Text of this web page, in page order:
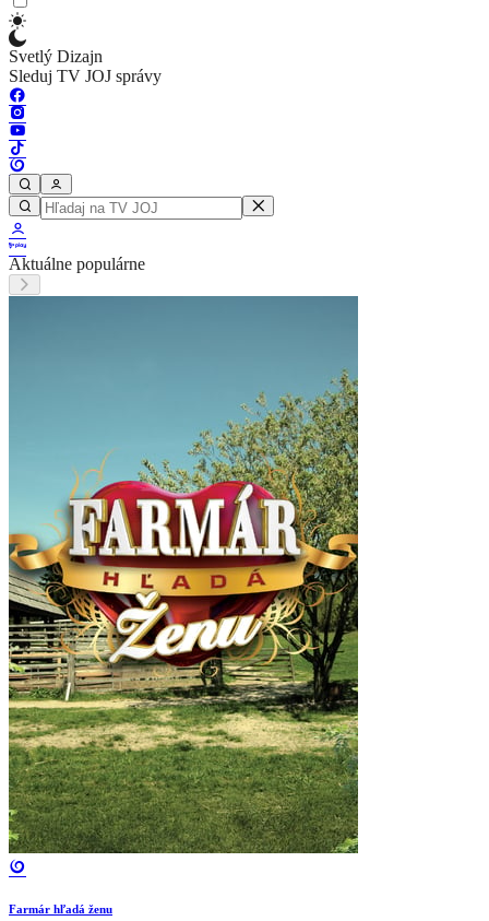
Svetlý Dizajn
Sleduj TV JOJ správy
Aktuálne populárne
Farmár hľadá ženu